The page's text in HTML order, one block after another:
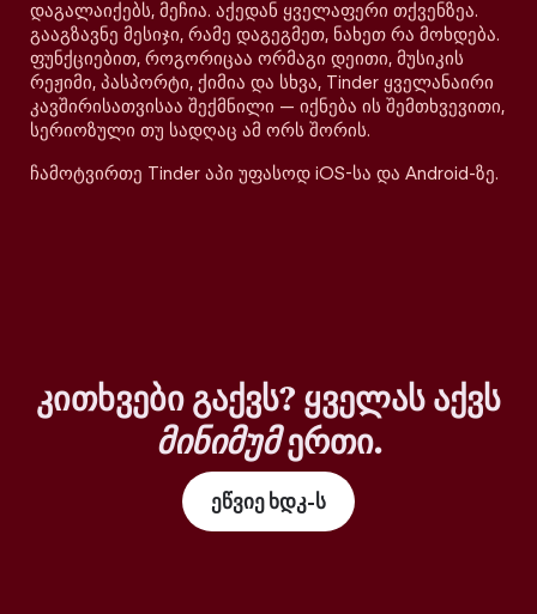
დაგალაიქებს, მეჩია. აქედან ყველაფერი თქვენზეა.
გააგზავნე მესიჯი, რამე დაგეგმეთ, ნახეთ რა მოხდება.
ფუნქციებით, როგორიცაა ორმაგი დეითი, მუსიკის
რეჟიმი, პასპორტი, ქიმია და სხვა, Tinder ყველანაირი
კავშირისათვისაა შექმნილი — იქნება ის შემთხვევითი,
სერიოზული თუ სადღაც ამ ორს შორის.
ჩამოტვირთე Tinder აპი უფასოდ iOS-სა და Android-ზე.
კითხვები გაქვს? ყველას აქვს
მინიმუმერთი.
ეწვიე ხდკ-ს